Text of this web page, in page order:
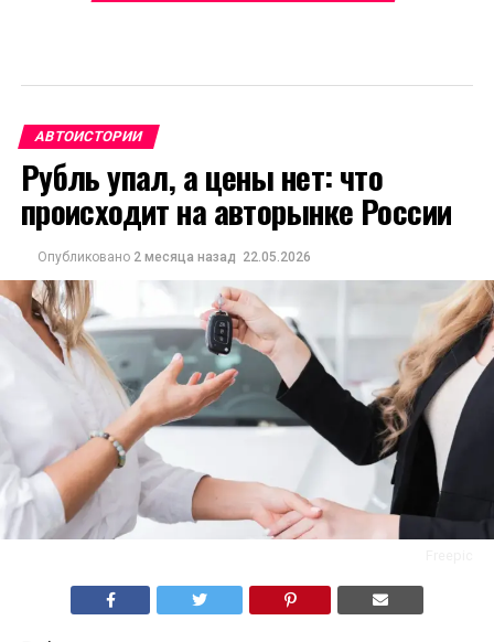
АВТОИСТОРИИ
Рубль упал, а цены нет: что
происходит на авторынке России
Опубликовано 2 месяца назад 22.05.2026